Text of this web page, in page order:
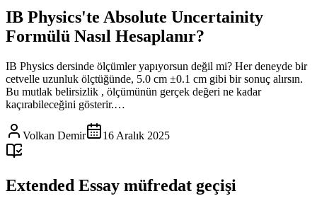
IB Physics'te Absolute Uncertainity
Formülü Nasıl Hesaplanır?
IB Physics dersinde ölçümler yapıyorsun değil mi? Her deneyde bir
cetvelle uzunluk ölçtüğünde, 5.0 cm ±0.1 cm gibi bir sonuç alırsın.
Bu mutlak belirsizlik , ölçümünün gerçek değeri ne kadar
kaçırabileceğini gösterir.…
Volkan Demir 16 Aralık 2025
Extended Essay müfredat geçişi